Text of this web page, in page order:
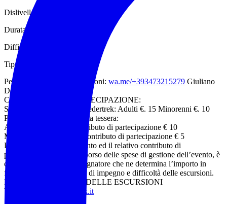
Dislivello: 400 mt
Durata: 5 ore
Difficoltà: E escursionistico
Tipologia escursione: Anello
Per informazioni e prenotazioni: wa.me/+393473215279 Giuliano
Della Posta guida AEV
CONTRIBUTO DI PARTECIPAZIONE:
Se in possesso di tessera Federtrek: Adulti €. 15 Minorenni €. 10
Per chi deve sottoscrivere la tessera:
Adulti €.15 tessera + contributo di partecipazione € 10
Minorenni €. 5 tessera + contributo di partecipazione € 5
L’organizzazione dell’evento ed il relativo contributo di
partecipazione, quale rimborso delle spese di gestione dell’evento, è
competenza dell’accompagnatore che ne determina l’importo in
funzione dei diversi livelli di impegno e difficoltà delle escursioni.
ELENCO COMPLETO DELLE ESCURSIONI
Visita il sito:
www.noitrek.it
Seguici su WhatsApp: